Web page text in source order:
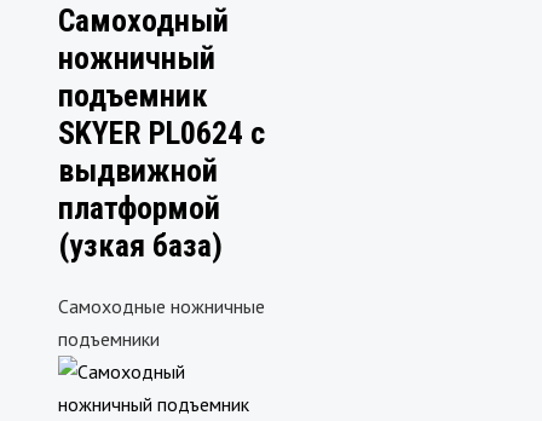
Самоходный
ножничный
подъемник
SKYER PL0624 с
выдвижной
платформой
(узкая база)
Самоходные ножничные
подъемники